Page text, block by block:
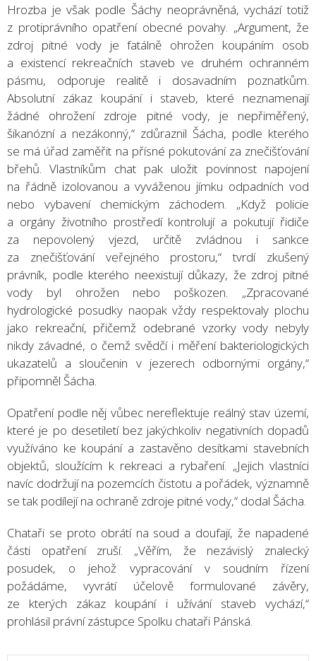
Hrozba je však podle Šáchy neoprávněná, vychází totiž
z protiprávního opatření obecné povahy. „Argument, že
zdroj pitné vody je fatálně ohrožen koupáním osob
a existencí rekreačních staveb ve druhém ochranném
pásmu, odporuje realitě i dosavadním poznatkům.
Absolutní zákaz koupání i staveb, které neznamenají
žádné ohrožení zdroje pitné vody, je nepřiměřený,
šikanózní a nezákonný,“ zdůraznil Šácha, podle kterého
se má úřad zaměřit na přísné pokutování za znečišťování
břehů. Vlastníkům chat pak uložit povinnost napojení
na řádně izolovanou a vyváženou jímku odpadních vod
nebo vybavení chemickým záchodem. „Když policie
a orgány životního prostředí kontrolují a pokutují řidiče
za nepovolený vjezd, určitě zvládnou i sankce
za znečišťování veřejného prostoru,“ tvrdí zkušený
právník, podle kterého neexistují důkazy, že zdroj pitné
vody byl ohrožen nebo poškozen. „Zpracované
hydrologické posudky naopak vždy respektovaly plochu
jako rekreační, přičemž odebrané vzorky vody nebyly
nikdy závadné, o čemž svědčí i měření bakteriologických
ukazatelů a sloučenin v jezerech odbornými orgány,“
připomněl Šácha.
Opatření podle něj vůbec nereflektuje reálný stav území,
které je po desetiletí bez jakýchkoliv negativních dopadů
využíváno ke koupání a zastavěno desítkami stavebních
objektů, sloužícím k rekreaci a rybaření. „Jejich vlastníci
navíc dodržují na pozemcích čistotu a pořádek, významně
se tak podílejí na ochraně zdroje pitné vody,“ dodal Šácha.
Chataři se proto obrátí na soud a doufají, že napadené
části opatření zruší. „Věřím, že nezávislý znalecký
posudek, o jehož vypracování v soudním řízení
požádáme, vyvrátí účelově formulované závěry,
ze kterých zákaz koupání i užívání staveb vychází,“
prohlásil právní zástupce Spolku chataři Pánská.